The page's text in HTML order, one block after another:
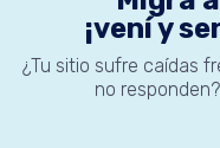
¡vení y
¿Tu sitio sufre caídas
no